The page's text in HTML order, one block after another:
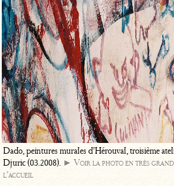
Dado, peintures murales d’Hérouval, troisième
Djuric (03.2008). ► Voir la photo en très
l’accueil